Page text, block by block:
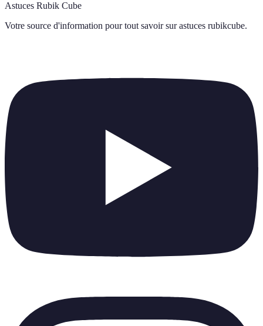
Astuces Rubik Cube
Votre source d'information pour tout savoir sur astuces rubikcube.